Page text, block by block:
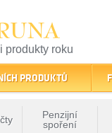
produkty roku
finančním trhu
PRODUKTŮ
Penzijní
spoření